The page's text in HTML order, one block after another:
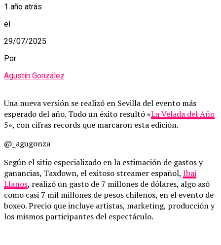
1 año atrás
el
29/07/2025
Por
Agustín González
Una nueva versión se realizó en Sevilla del evento más
esperado del año. Todo un éxito resultó «La Velada del Año
5», con cifras records que marcaron esta edición.
@_agugonza
Según el sitio especializado en la estimación de gastos y
ganancias, Taxdown, el exitoso streamer español, Ibai
Llanos, realizó un gasto de 7 millones de dólares, algo asó
como casi 7 mil millones de pesos chilenos, en el evento de
boxeo. Precio que incluye artistas, marketing, producción y
los mismos participantes del espectáculo.